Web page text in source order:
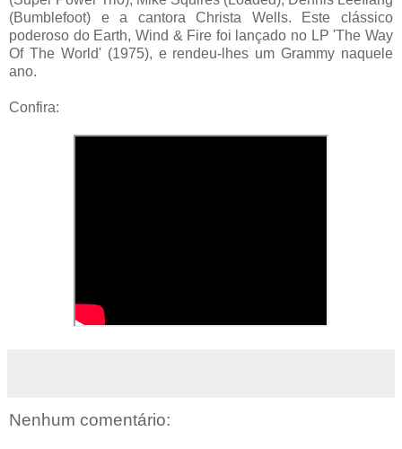
(Bumblefoot) e a cantora Christa Wells. Este clássico
poderoso do Earth, Wind & Fire foi lançado no LP 'The Way
Of The World' (1975), e rendeu-lhes um Grammy naquele
ano.
Confira:
Nenhum comentário: